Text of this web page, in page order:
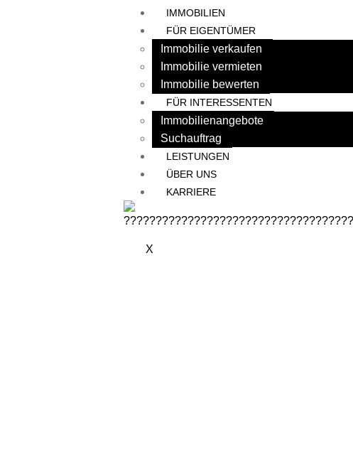
IMMOBILIEN
FÜR EIGENTÜMER
Immobilie verkaufen
Immobilie vermieten
Immobilie bewerten
FÜR INTERESSENTEN
Immobilienangebote
Suchauftrag
LEISTUNGEN
ÜBER UNS
KARRIERE
X